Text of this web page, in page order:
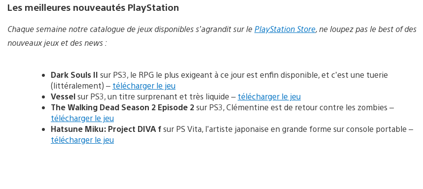
Les meilleures nouveautés PlayStation
Chaque semaine notre catalogue de jeux disponibless’agranditsur lePlayStation Store, ne loupez pas le best of des
nouveaux jeux et des news :
Dark Souls II sur PS3, le RPG le plus exigeant à ce jour est enfin disponible, et c’est une tuerie
(littéralement) – télécharger le jeu
Vesselsur PS3, un titre surprenant et très liquide – télécharger le jeu
The Walking Dead Season 2 Episode 2sur PS3, Clémentine est de retour contre les zombies –
télécharger le jeu
Hatsune Miku: Project DIVA fsur PS Vita, l’artiste japonaise en grande forme sur console portable –
télécharger le jeu